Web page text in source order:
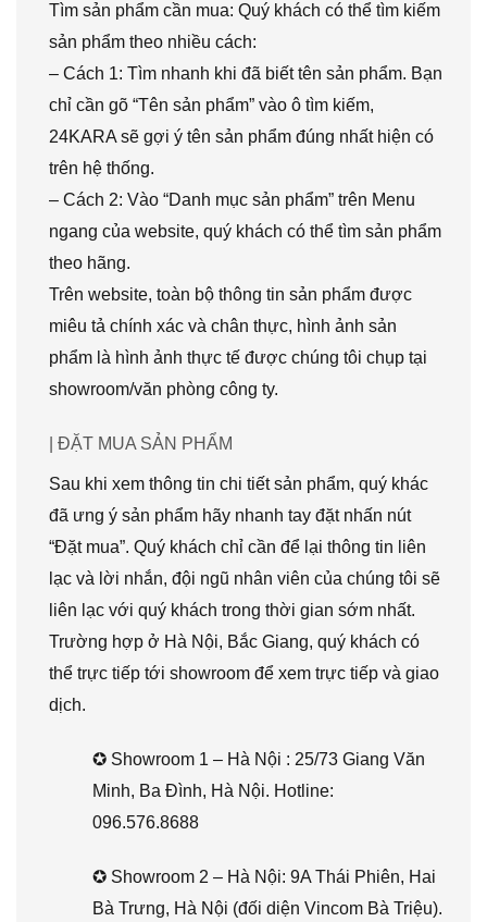
Tìm sản phẩm cần mua: Quý khách có thể tìm kiếm
sản phẩm theo nhiều cách:
– Cách 1: Tìm nhanh khi đã biết tên sản phẩm. Bạn
chỉ cần gõ “Tên sản phẩm” vào ô tìm kiếm,
24KARA sẽ gợi ý tên sản phẩm đúng nhất hiện có
trên hệ thống.
– Cách 2: Vào “Danh mục sản phẩm” trên Menu
ngang của website, quý khách có thể tìm sản phẩm
theo hãng.
Trên website, toàn bộ thông tin sản phẩm được
miêu tả chính xác và chân thực, hình ảnh sản
phẩm là hình ảnh thực tế được chúng tôi chụp tại
showroom/văn phòng công ty.
| ĐẶT MUA SẢN PHẨM
Sau khi xem thông tin chi tiết sản phẩm, quý khác
đã ưng ý sản phẩm hãy nhanh tay đặt nhấn nút
“Đặt mua”. Quý khách chỉ cần để lại thông tin liên
lạc và lời nhắn, đội ngũ nhân viên của chúng tôi sẽ
liên lạc với quý khách trong thời gian sớm nhất.
Trường hợp ở Hà Nội, Bắc Giang, quý khách có
thể trực tiếp tới showroom để xem trực tiếp và giao
dịch.
✪ Showroom 1 – Hà Nội : 25/73 Giang Văn
Minh, Ba Đình, Hà Nội. Hotline:
096.576.8688
✪ Showroom 2 – Hà Nội: 9A Thái Phiên, Hai
Bà Trưng, Hà Nội (đối diện Vincom Bà Triệu).